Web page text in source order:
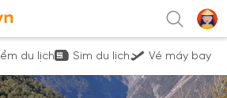
du lịch Sim du lịch Vé máy bay